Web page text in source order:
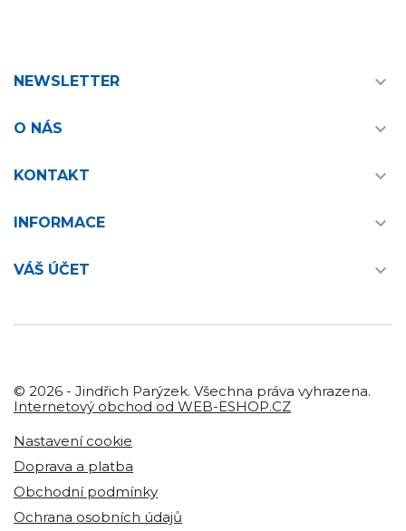
NEWSLETTER 
O NÁS 
KONTAKT 
INFORMACE 
VÁŠ ÚČET 
© 2026 - Jindřich Parýzek. Všechna práva vyhrazena.
Internetový obchod od WEB-ESHOP.CZ
Nastavení cookie
Doprava a platba
Obchodní podmínky
Ochrana osobních údajů